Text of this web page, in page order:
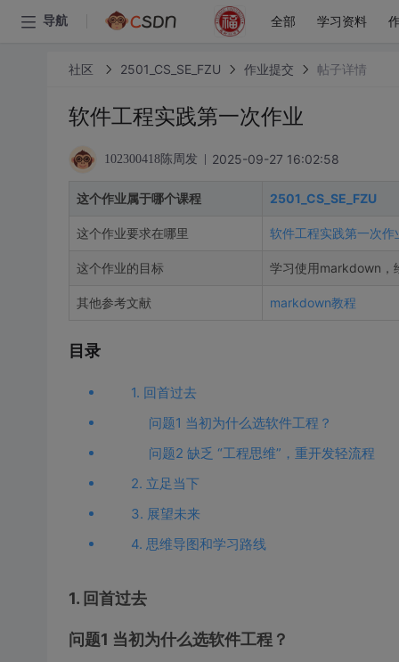
导航 全部 学习资料
社区 2501_CS_SE_FZU 作业提交 帖子详情
软件工程实践第一次作业
102300418陈周发 2025-09-27 16:02:58
这个作业属于哪个课程 2501_CS_SE_FZU
这个作业要求在哪里 软件工程实践第一次作
这个作业的目标 学习使用markdown，
其他参考文献 markdown教程
目录
1. 回首过去
问题1 当初为什么选软件工程？
问题2 缺乏 “工程思维”，重开发轻流程
2. 立足当下
3. 展望未来
4. 思维导图和学习路线
1. 回首过去
问题1 当初为什么选软件工程？